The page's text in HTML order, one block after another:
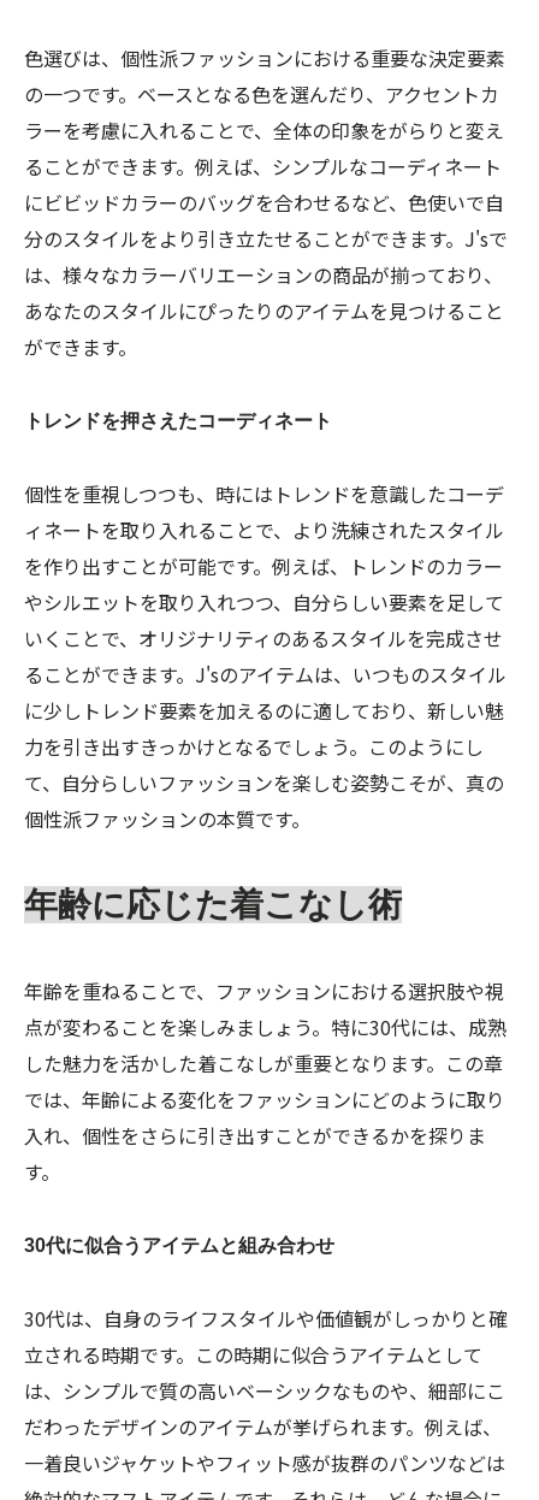
色選びは、個性派ファッションにおける重要な決定要素
の一つです。ベースとなる色を選んだり、アクセントカ
ラーを考慮に入れることで、全体の印象をがらりと変え
ることができます。例えば、シンプルなコーディネート
にビビッドカラーのバッグを合わせるなど、色使いで自
分のスタイルをより引き立たせることができます。J'sで
は、様々なカラーバリエーションの商品が揃っており、
あなたのスタイルにぴったりのアイテムを見つけること
ができます。
トレンドを押さえたコーディネート
個性を重視しつつも、時にはトレンドを意識したコーデ
ィネートを取り入れることで、より洗練されたスタイル
を作り出すことが可能です。例えば、トレンドのカラー
やシルエットを取り入れつつ、自分らしい要素を足して
いくことで、オリジナリティのあるスタイルを完成させ
ることができます。J'sのアイテムは、いつものスタイル
に少しトレンド要素を加えるのに適しており、新しい魅
力を引き出すきっかけとなるでしょう。このようにし
て、自分らしいファッションを楽しむ姿勢こそが、真の
個性派ファッションの本質です。
年齢に応じた着こなし術
年齢を重ねることで、ファッションにおける選択肢や視
点が変わることを楽しみましょう。特に30代には、成熟
した魅力を活かした着こなしが重要となります。この章
では、年齢による変化をファッションにどのように取り
入れ、個性をさらに引き出すことができるかを探りま
す。
30代に似合うアイテムと組み合わせ
30代は、自身のライフスタイルや価値観がしっかりと確
立される時期です。この時期に似合うアイテムとして
は、シンプルで質の高いベーシックなものや、細部にこ
だわったデザインのアイテムが挙げられます。例えば、
一着良いジャケットやフィット感が抜群のパンツなどは